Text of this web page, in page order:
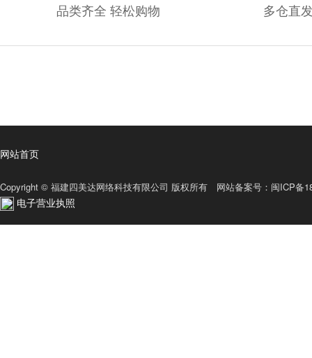
品类齐全 轻松购物 多仓直
网站首页
Copyright © 福建四美达网络科技有限公司 版权所有 网站备案号： 闽ICP备
电子营业执照